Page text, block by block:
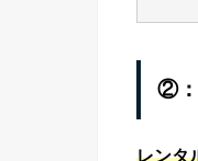
②：
レンタ